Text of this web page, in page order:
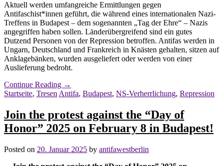
Aktuell werden umfangreiche Ermittlungen gegen
Antifaschist*innen geführt, die während eines internationalen Nazi-
Treffens in Budapest – dem sogenannten „Tag der Ehre“ – Nazis
angegriffen haben sollen. Länderübergreifend sind ein gutes
Dutzend Personen von der Repression betroffen. Antifas werden in
Ungarn, Deutschland und Frankreich in Knästen gehalten, sitzen auf
Anklagebänken, wurden ausgeliefert oder werden von einer
Auslieferung bedroht.
Continue Reading →
Startseite, Tresen Antifa, Budapest, NS-Verherrlichung, Repression
Join the protest against the “Day of
Honor” 2025 on February 8 in Budapest!
Posted on 20. Januar 2025 by antifawestberlin